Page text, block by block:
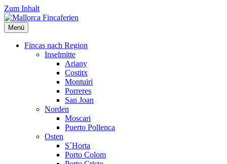
Zum Inhalt
Mallorca
Fincaferien
Fincavermietung
auf Mallorca
Menü
Fincas nach Region
Inselmitte
Ariany
Costitx
Montuiri
Porreres
San Joan
Norden
Moscari
Puerto Pollenca
Osten
S´Horta
Porto Colom